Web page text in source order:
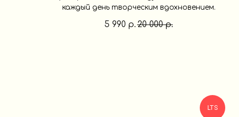
каждый день творческим вдохновением.
5 990 р.20 000 р.
LTS